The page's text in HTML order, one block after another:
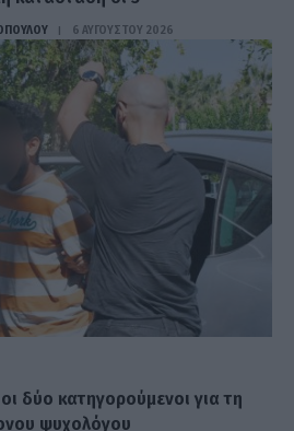
6 ΑΥΓΟΎΣΤΟΥ 2026
δύο κατηγορούμενοι για τη
ψυχολόγου